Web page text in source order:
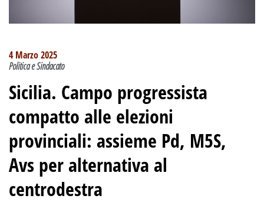
4 Marzo 2025
Politica e Sindacato
Sicilia. Campo progressista
compatto alle elezioni
provinciali: assieme Pd, M5S,
Avs per alternativa al
centrodestra